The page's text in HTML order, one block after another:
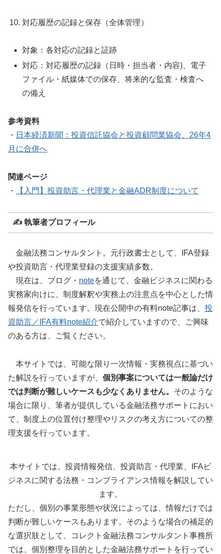
対応履歴の記録と保存（全体管理）
対象：各対応の記録と証跡
対応：対応履歴の記録（日時・担当者・内容)、電子
ファイル・紙媒体での保存、将来的な監査・検査へ
の備え
参考資料
・ 日本経済新聞：投資信託協会と投資顧問業協会、26年4
月に合併へ
関連ページ
・
【入門】投資助言・代理業と金融ADR制度について
✍ 執筆者プロフィール
金融法務コンサルタント。元行政書士として、IFA登録
や投資助言・代理業登録の支援実績多数。
現在は、ブログ・ noteを通じて、金融ビジネスに関わる
実務家向けに、制度解釈や実務上の注意点を中心とした情
報発信を行っています。現在公開中の有料note記事は、 投
資助言／IFA有料note紹介で紹介していますので、ご興味
のある方は、ご覧ください。
本サイトでは、可能な限り一次情報・実務視点に基づい
た解説を行っていますが、 個別事案については一般論だけ
では判断が難しいケースも少なくありません。 そのような
場合に限り、筆者が提供している金融法務サポートにおい
て、制度上の位置付け整理やリスクの考え方についての整
理支援を行っています。
本サイトでは、投資情報発信、投資助言・代理業、IFAビ
ジネスに関する法務・コンプライアンス情報を解説してい
ます。
ただし、個別の事業形態や状況によっては、情報だけでは
判断が難しいケースもあります。そのような場合の補足的
な選択肢として、コレクト金融法務コンサルタント事務所
では、個別整理を目的とした金融法務サポートを行ってい